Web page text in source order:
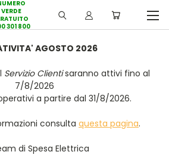
VERDE
301 800
AGOSTO 2026
Servizio Clientisaranno attivi fino al
7/8/2026
a partire dal 31/8/2026.
consulta questa pagina.
di Spesa Elettrica